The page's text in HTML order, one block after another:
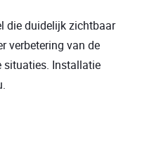
die duidelijk zichtbaar
verbetering van de
situaties. Installatie